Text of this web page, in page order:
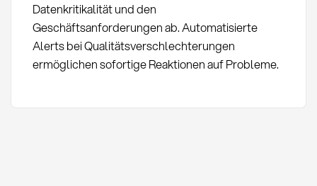
Datenkritikalität und den
Geschäftsanforderungen ab. Automatisierte
Alerts bei Qualitätsverschlechterungen
ermöglichen sofortige Reaktionen auf Probleme.